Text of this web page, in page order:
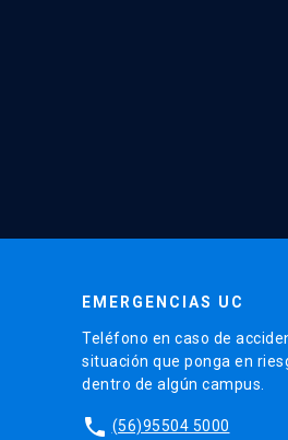
EMERGENCIAS UC
Teléfono en caso de
situación que ponga en
dentro de algún campus.
phone (56)95504 5000